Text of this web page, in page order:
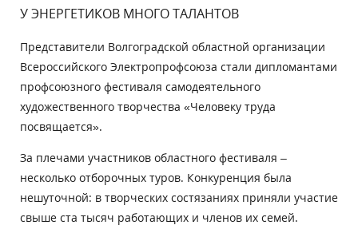
У ЭНЕРГЕТИКОВ МНОГО ТАЛАНТОВ
Представители Волгоградской областной организации
Всероссийского Электропрофсоюза стали дипломантами
профсоюзного фестиваля самодеятельного
художественного творчества «Человеку труда
посвящается».
За плечами участников областного фестиваля –
несколько отборочных туров. Конкуренция была
нешуточной: в творческих состязаниях приняли участие
свыше ста тысяч работающих и членов их семей.